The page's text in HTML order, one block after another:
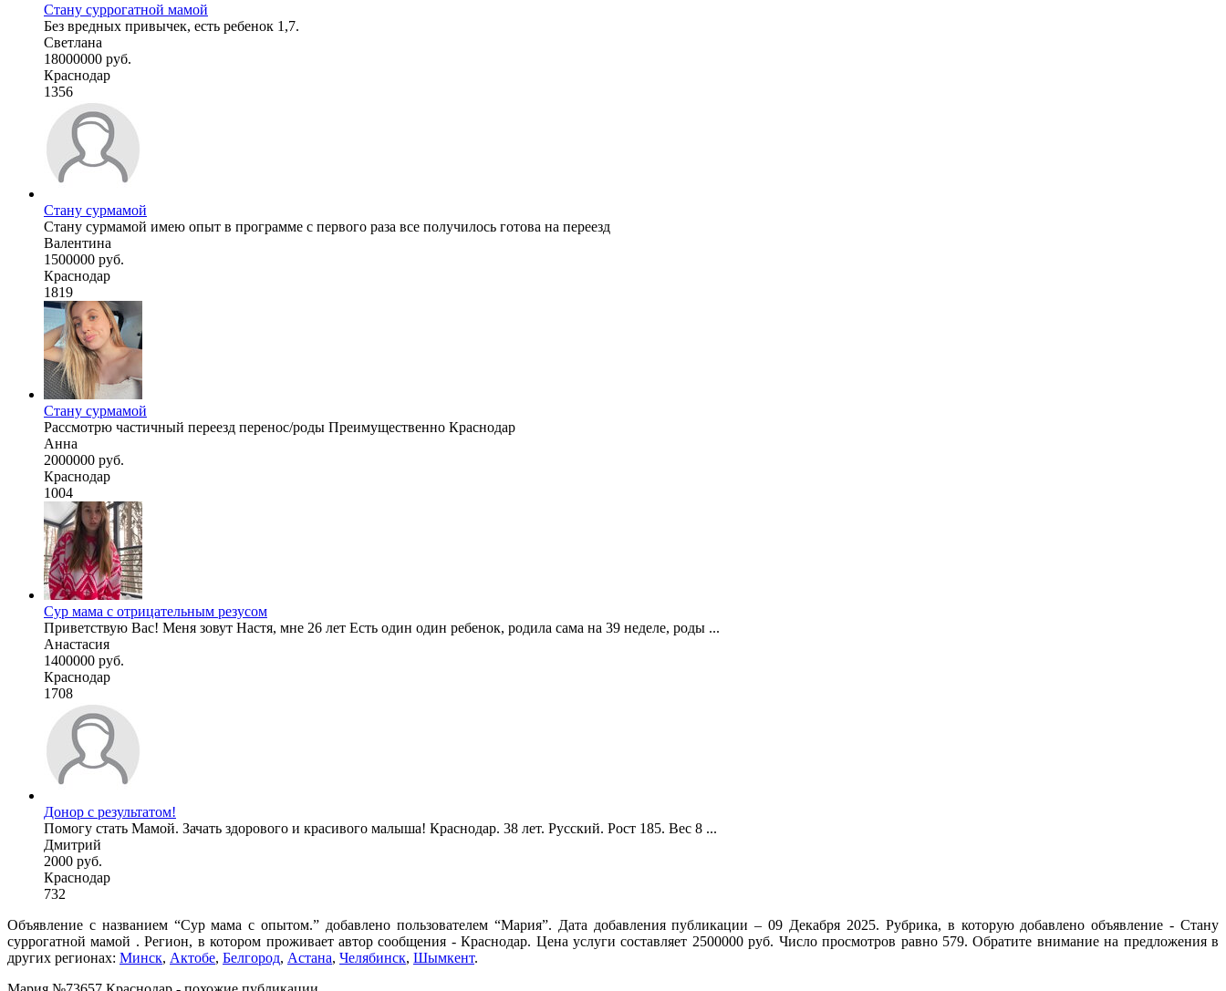
Стану суррогатной мамой
Без вредных привычек, есть ребенок 1,7.
Светлана
18000000 руб.
Краснодар
1356
Стану сурмамой
Стану сурмамой имею опыт в программе с первого раза все получилось готова на переезд
Валентина
1500000 руб.
Краснодар
1819
Стану сурмамой
Рассмотрю частичный переезд перенос/роды Преимущественно Краснодар
Анна
2000000 руб.
Краснодар
1004
Сур мама с отрицательным резусом
Приветствую Вас! Меня зовут Настя, мне 26 лет Есть один один ребенок, родила сама на 39 неделе, роды ...
Анастасия
1400000 руб.
Краснодар
1708
Донор с результатом!
Помогу стать Мамой. Зачать здорового и красивого малыша! Краснодар. 38 лет. Русский. Рост 185. Вес 8 ...
Дмитрий
2000 руб.
Краснодар
732
Объявление с названием “Сур мама с опытом.” добавлено пользователем “Мария”. Дата добавления публикации – 09 Декабря 2025. Рубрика, в которую добавлено объявление - Cтану
суррогатной мамой . Регион, в котором проживает автор сообщения - Краснодар. Цена услуги составляет 2500000 руб. Число просмотров равно 579. Обратите внимание на предложения в
других регионах: Минск, Актобе, Белгород, Астана, Челябинск, Шымкент.